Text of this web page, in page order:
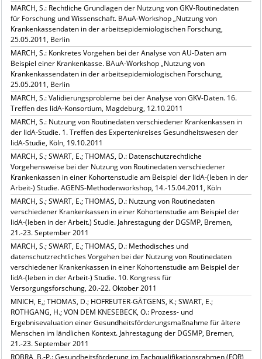
MARCH, S.: Rechtliche Grundlagen der Nutzung von GKV-Routinedaten
für Forschung und Wissenschaft. BAuA-Workshop „Nutzung von
Krankenkassendaten in der arbeitsepidemiologischen Forschung,
25.05.2011, Berlin
MARCH, S.: Konkretes Vorgehen bei der Analyse von AU-Daten am
Beispiel einer Krankenkasse. BAuA-Workshop „Nutzung von
Krankenkassendaten in der arbeitsepidemiologischen Forschung,
25.05.2011, Berlin
MARCH, S.: Validierungsprobleme bei der Analyse von GKV-Daten. 16.
Treffen des lidA-Konsortium, Magdeburg, 12.10.2011
MARCH, S.: Nutzung von Routinedaten verschiedener Krankenkassen in
der lidA-Studie. 1. Treffen des Expertenkreises Gesundheitswesen der
lidA-Studie, Köln, 19.10.2011
MARCH, S.; SWART, E.; THOMAS, D.: Datenschutzrechtliche
Vorgehensweise bei der Nutzung von Routinedaten verschiedener
Krankenkassen in einer Kohortenstudie am Beispiel der lidA-(leben in der
Arbeit-) Studie. AGENS-Methodenworkshop, 14.-15.04.2011, Köln
MARCH, S.; SWART, E.; THOMAS, D.: Nutzung von Routinedaten
verschiedener Krankenkassen in einer Kohortenstudie am Beispiel der
lidA-(leben in der Arbeit.) Studie. Jahrestagung der DGSMP, Bremen,
21.-23. September 2011
MARCH, S.; SWART, E.; THOMAS, D.: Methodisches und
datenschutzrechtliches Vorgehen bei der Nutzung von Routinedaten
verschiedener Krankenkassen in einer Kohortenstudie am Beispiel der
lidA-(leben in der Arbeit-) Studie. 10. Kongress für
Versorgungsforschung, 20.-22. Oktober 2011
MNICH, E,; THOMAS, D.; HOFREUTER-GÄTGENS, K.; SWART, E.;
ROTHGANG, H.; VON DEM KNESEBECK, O.: Prozess- und
Ergebnisevaluation einer Gesundheitsförderungsmaßnahme für ältere
Menschen im ländlichen Kontext. Jahrestagung der DGSMP, Bremen,
21.-23. September 2011
ROBRA, B.-P.: Gesundheitsförderung im Fachqualifikationsrahmen (FQR)